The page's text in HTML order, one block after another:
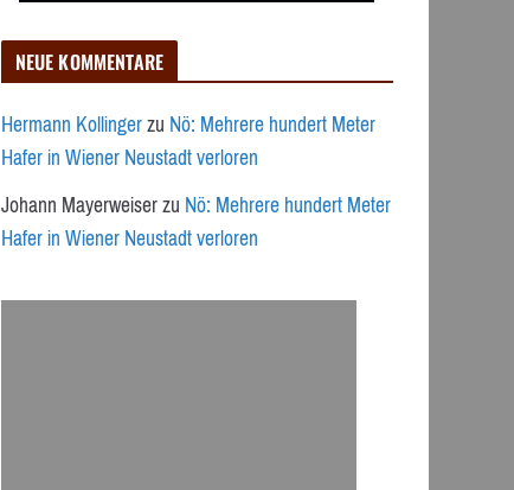
NEUE KOMMENTARE
Hermann KollingerzuNö: Mehrere hundert Meter
Hafer in Wiener Neustadt verloren
Johann MayerweiserzuNö: Mehrere hundert Meter
Hafer in Wiener Neustadt verloren